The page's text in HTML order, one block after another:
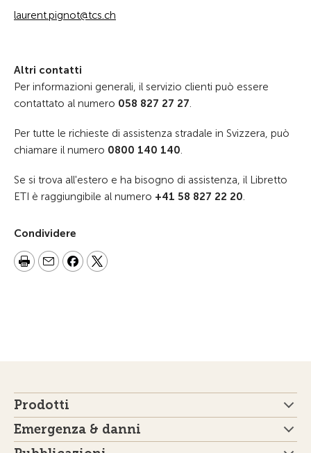
laurent.pignot@tcs.ch
Altri contatti
Per informazioni generali, il servizio clienti può essere
contattato al numero 058 827 27 27.
Per tutte le richieste di assistenza stradale in Svizzera, può
chiamare il numero 0800 140 140.
Se si trova all'estero e ha bisogno di assistenza, il Libretto
ETI è raggiungibile al numero +41 58 827 22 20.
Condividere
Prodotti
Emergenza & danni